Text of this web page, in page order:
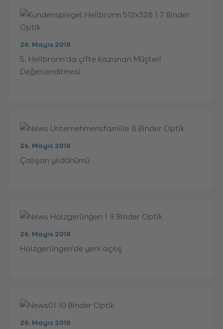
26. Mayıs 2018
5. Heilbronn’da çifte kazanan Müşteri
Değerlendirmesi
26. Mayıs 2018
Çalışan yıldönümü
26. Mayıs 2018
Holzgerlingen’de yeni açılış
26. Mayıs 2018